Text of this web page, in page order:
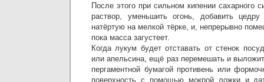
После этого при сильном кипении сахарного
раствор, уменьшить огонь, добавить
натёртую на мелкой тёрке, и, непрерывно
пока масса загустеет.
Когда лукум будет отставать от стенок
или апельсина, ещё раз перемешать и
пергаментной бумагой противень или
поверхность с помощью мокрой ложки и